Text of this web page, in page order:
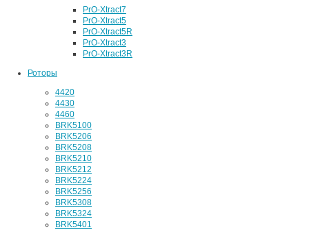
PrO-Xtract7
PrO-Xtract5
PrO-Xtract5R
PrO-Xtract3
PrO-Xtract3R
Роторы
4420
4430
4460
BRK5100
BRK5206
BRK5208
BRK5210
BRK5212
BRK5224
BRK5256
BRK5308
BRK5324
BRK5401